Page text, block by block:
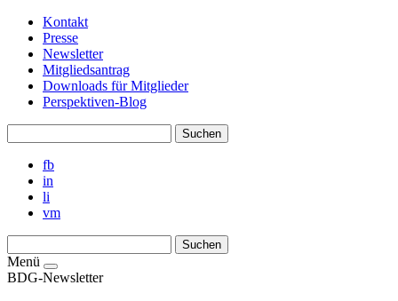
Kontakt
Presse
Newsletter
Mitgliedsantrag
Downloads für Mitglieder
Perspektiven-Blog
fb
in
li
vm
Menü
BDG-Newsletter